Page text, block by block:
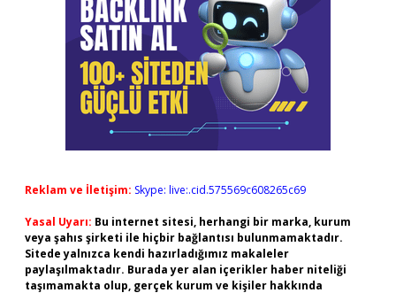
Reklam ve İletişim: Skype: live:.cid.575569c608265c69
Yasal Uyarı: Bu internet sitesi, herhangi bir marka, kurum
veya şahıs şirketi ile hiçbir bağlantısı bulunmamaktadır.
Sitede yalnızca kendi hazırladığımız makaleler
paylaşılmaktadır. Burada yer alan içerikler haber niteliği
taşımamakta olup, gerçek kurum ve kişiler hakkında